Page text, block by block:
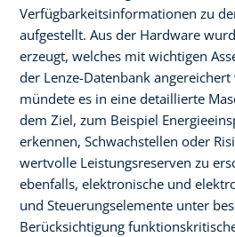
Verfügbarkeitsinformationen zu
aufgestellt. Aus der Hardware
erzeugt, welches mit wichtigen
der Lenze-Datenbank
mündete es in eine detaillierte
dem Ziel, zum Beispiel
erkennen, Schwachstellen oder
wertvolle Leistungsreserven zu
ebenfalls, elektronische und
und Steuerungselemente unter
Berücksichtigung